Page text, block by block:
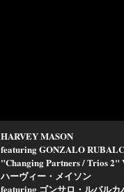
HARVEY MASON
featuring GONZALO
"Changing Partners / Trios 2"
ハーヴィー・メイソン
featuring ゴンサロ・ルバル